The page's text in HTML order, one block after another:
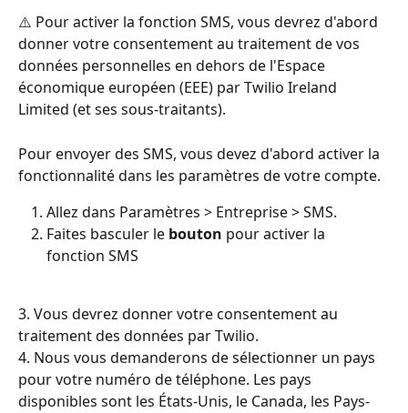
⚠️ Pour activer la fonction SMS, vous devrez d'abord
donner votre consentement au traitement de vos
données personnelles en dehors de l'Espace
économique européen (EEE) par Twilio Ireland
Limited (et ses sous-traitants).
Pour envoyer des SMS, vous devez d'abord activer la
fonctionnalité dans les paramètres de votre compte.
Allez dans Paramètres > Entreprise > SMS.
Faites basculer le bouton pour activer la
fonction SMS
3. Vous devrez donner votre consentement au
traitement des données par Twilio.
4. Nous vous demanderons de sélectionner un pays
pour votre numéro de téléphone. Les pays
disponibles sont les États-Unis, le Canada, les Pays-